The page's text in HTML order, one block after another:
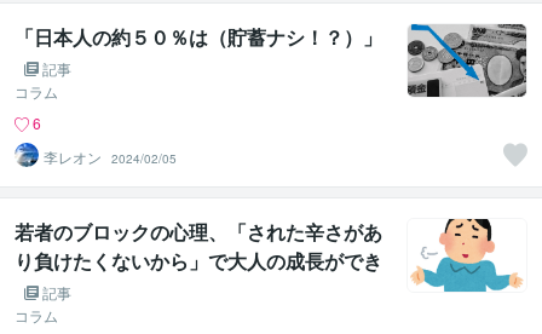
「日本人の約５０％は（貯蓄ナシ！？）」
記事
コラム
6
李レオン
2024/02/05
若者のブロックの心理、「された辛さがあ
り負けたくないから」で大人の成長ができ
なくなる便利ツール。核家族により多様化
を知らぬ世代
記事
コラム